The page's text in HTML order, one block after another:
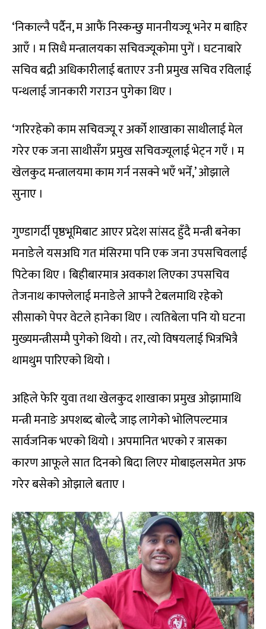
‘निकाल्नै पर्दैन, म आफैं निस्कन्छु माननीयज्यू भनेर म बाहिर
आएँ । म सिधै मन्त्रालयका सचिवज्यूकोमा पुगें । घटनाबारे
सचिव बद्री अधिकारीलाई बताएर उनी प्रमुख सचिव रविलाई
पन्थलाई जानकारी गराउन पुगेका थिए ।
‘गरिरहेको काम सचिवज्यू र अर्को शाखाका साथीलाई मेल
गरेर एक जना साथीसँग प्रमुख सचिवज्यूलाई भेट्न गएँ । म
खेलकुद मन्त्रालयमा काम गर्न नसक्ने भएँ भनेँ,’ ओझाले
सुनाए ।
गुण्डागर्दी पृष्ठभूमिबाट आएर प्रदेश सांसद हुँदै मन्त्री बनेका
मनाङेले यसअघि गत मंसिरमा पनि एक जना उपसचिवलाई
पिटेका थिए । बिहीबारमात्र अवकाश लिएका उपसचिव
तेजनाथ काफ्लेलाई मनाङेले आफ्नै टेबलमाथि रहेको
सीसाको पेपर वेटले हानेका थिए । त्यतिबेला पनि यो घटना
मुख्यमन्त्रीसम्मै पुगेको थियो । तर, त्यो विषयलाई भित्रभित्रै
थामथुम पारिएको थियो ।
अहिले फेरि युवा तथा खेलकुद शाखाका प्रमुख ओझामाथि
मन्त्री मनाङे अपशब्द बोल्दै जाइ लागेको भोलिपल्टमात्र
सार्वजनिक भएको थियो । अपमानित भएको र त्रासका
कारण आफूले सात दिनको बिदा लिएर मोबाइलसमेत अफ
गरेर बसेको ओझाले बताए ।